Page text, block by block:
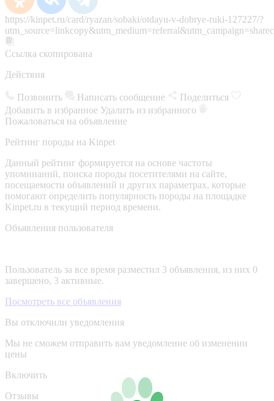
https://kinpet.ru/card/ryazan/sobaki/otdayu-v-dobrye-ruki-127227/?
Ссылка скопирована
Действия
Позвонить Написать сообщение
Поделиться
Добавить в избранное Удалить из избранного
Пожаловаться на объявление
Рейтинг породы на Kinpet
Данный рейтинг формируется на основе частоты
упоминаний, поиска породы посетителями на сайте,
посещаемости объявлений и других параметрах, которые
помогают определить популярность породы на площадке
Kinpet.ru в текущий период времени.
Объявления пользователя
Пользователь за все время разместил 3 объявления, из них 0
завершено, 3 активные.
Посмотреть все объявления
Вы отключили уведомления
Мы не сможем отправить вам уведомление об изменении
цены
Включить
Отзывы